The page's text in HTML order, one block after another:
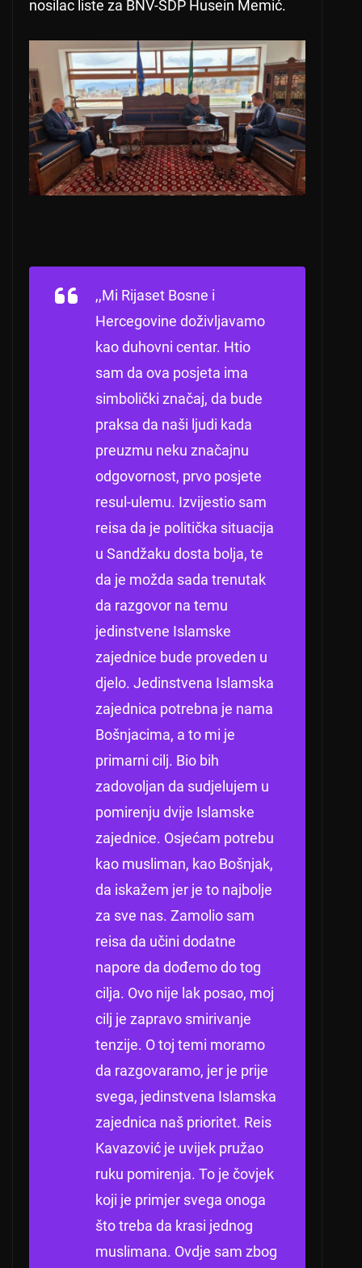
nosilac liste za BNV-SDP Husein Memić.
,,Mi Rijaset Bosne i
Hercegovine doživljavamo
kao duhovni centar. Htio
sam da ova posjeta ima
simbolički značaj, da bude
praksa da naši ljudi kada
preuzmu neku značajnu
odgovornost, prvo posjete
resul-ulemu. Izvijestio sam
reisa da je politička situacija
u Sandžaku dosta bolja, te
da je možda sada trenutak
da razgovor na temu
jedinstvene Islamske
zajednice bude proveden u
djelo. Jedinstvena Islamska
zajednica potrebna je nama
Bošnjacima, a to mi je
primarni cilj. Bio bih
zadovoljan da sudjelujem u
pomirenju dvije Islamske
zajednice. Osjećam potrebu
kao musliman, kao Bošnjak,
da iskažem jer je to najbolje
za sve nas. Zamolio sam
reisa da učini dodatne
napore da dođemo do tog
cilja. Ovo nije lak posao, moj
cilj je zapravo smirivanje
tenzije. O toj temi moramo
da razgovaramo, jer je prije
svega, jedinstvena Islamska
zajednica naš prioritet. Reis
Kavazović je uvijek pružao
ruku pomirenja. To je čovjek
koji je primjer svega onoga
što treba da krasi jednog
muslimana. Ovdje sam zbog